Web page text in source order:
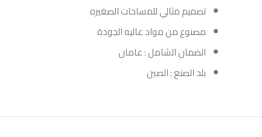
تصميم مثالي للمساحات الصغيره
مصنوع من مواد عاليه الجودة
الضمان الشامل : عامان
بلد الصنع : الصين